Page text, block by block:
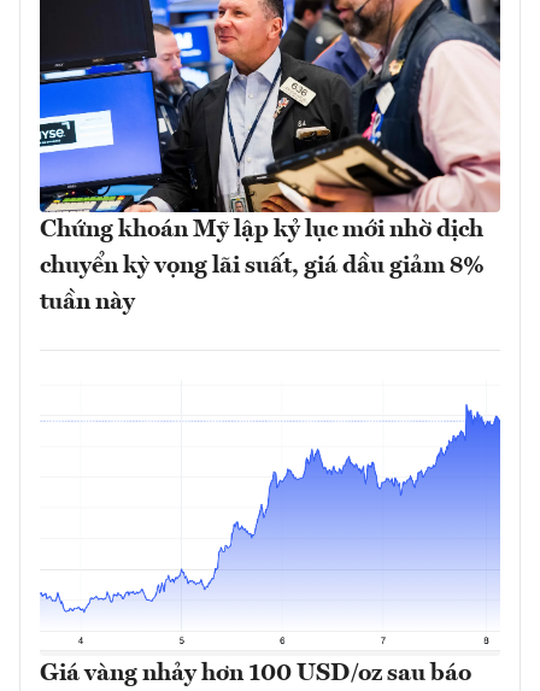
Chứng khoán Mỹ lập kỷ lục mới nhờ dịch
chuyển kỳ vọng lãi suất, giá dầu giảm 8%
tuần này
Giá vàng nhảy hơn 100 USD/oz sau báo